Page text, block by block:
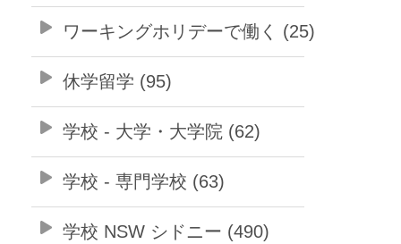
ワーキングホリデーで働く (25)
休学留学 (95)
学校 - 大学・大学院 (62)
学校 - 専門学校 (63)
学校 NSW シドニー (490)